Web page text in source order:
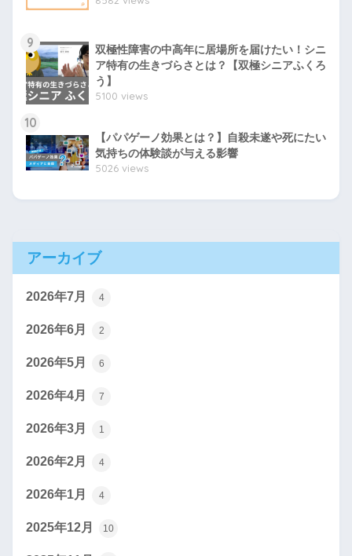
9
双極性障害の中高年に居場所を届けたい！シニ
ア特有の生きづらさとは？【双極シニアふくろ
う】
5100 views
10
【パパゲーノ効果とは？】自殺未遂や死にたい
気持ちの体験談が与える影響
5026 views
アーカイブ
2026年7月 4
2026年6月 2
2026年5月 6
2026年4月 7
2026年3月 1
2026年2月 4
2026年1月 4
2025年12月 10